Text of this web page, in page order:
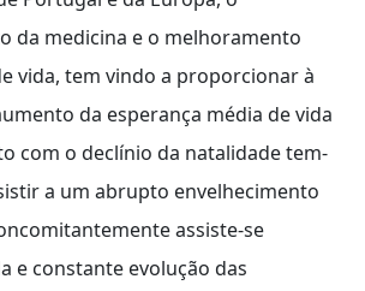
da medicina e o melhoramento
vida, tem vindo a proporcionar à
da esperança média de vida
com o declínio da natalidade tem-
a um abrupto envelhecimento
assiste-se
e constante evolução das